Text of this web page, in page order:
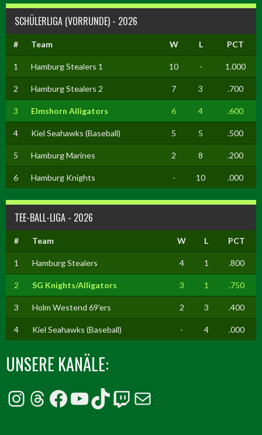
SCHÜLERLIGA (VORRUNDE) - 2026
# Team W L PCT
1 Hamburg Stealers 1 10 - 1.000
2 Hamburg Stealers 2 7 3 .700
3 Elmshorn Alligators 6 4 .600
4 Kiel Seahawks (Baseball) 5 5 .500
5 Hamburg Marines 2 8 .200
6 Hamburg Knights - 10 .000
TEE-BALL-LIGA - 2026
# Team W L PCT
1 Hamburg Stealers 4 1 .800
2 SG Knights/Alligators 3 1 .750
3 Holm Westend 69'ers 2 3 .400
4 Kiel Seahawks (Baseball) - 4 .000
UNSERE KANÄLE:
Instagram
Threads
Facebook
YouTube
TikTok
Twitch
E-Mail